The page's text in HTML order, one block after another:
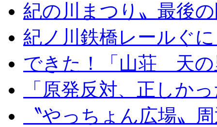
紀の川まつり〟最後
紀ノ川鉄橋レールぐ
できた！「山荘 天の
「原発反対、正しか
〝やっちょん広場〟